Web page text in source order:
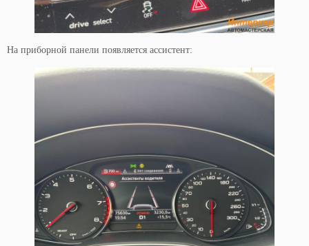
На приборной панели появляется ассистент: